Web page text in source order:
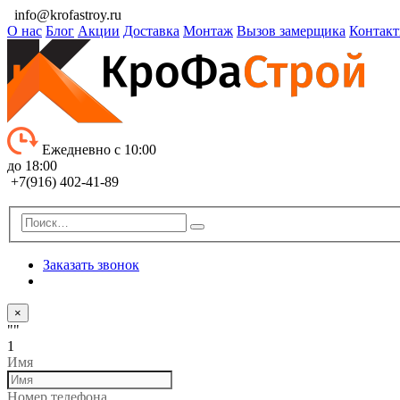
info@krofastroy.ru
О нас Блог Акции Доставка Монтаж Вызов замерщика
Ежедневно с 10:00
до 18:00
+7(916) 402-41-89
Заказать звонок
×
""
1
Имя
Номер телефона